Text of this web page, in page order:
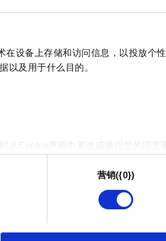
设备上存储和访问信息，以投放个性
以及用于什么目的。
从Cookie声明中更改或撤回您的同意事
们提供技术和内容相关的反馈，以便
的东西，我们偶尔也可能与我们的合作
营销({0})